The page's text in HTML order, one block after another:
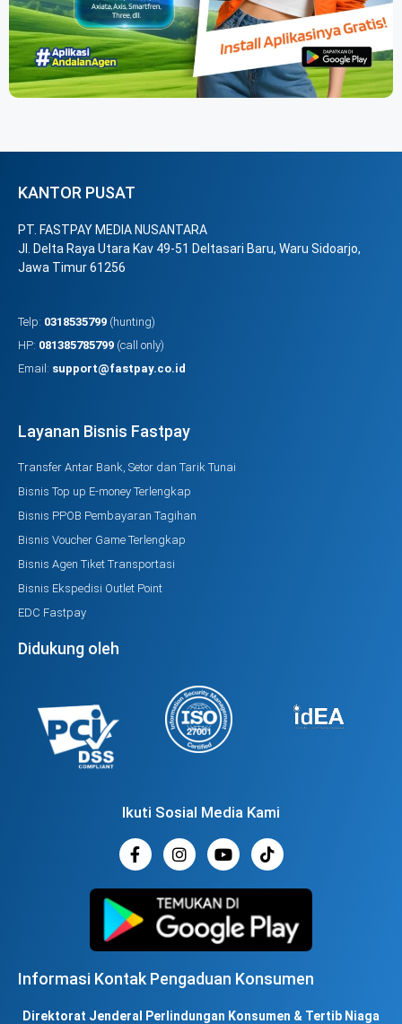
KANTOR PUSAT
PT. FASTPAY MEDIA NUSANTARA
Jl. Delta Raya Utara Kav 49-51 Deltasari Baru, Waru Sidoarjo,
Jawa Timur 61256
Telp: 0318535799 (hunting)
HP: 081385785799 (call only)
Email: support@fastpay.co.id
Layanan Bisnis Fastpay
Transfer Antar Bank, Setor dan Tarik Tunai
Bisnis Top up E-money Terlengkap
Bisnis PPOB Pembayaran Tagihan
Bisnis Voucher Game Terlengkap
Bisnis Agen Tiket Transportasi
Bisnis Ekspedisi Outlet Point
EDC Fastpay
Didukung oleh
Ikuti Sosial Media Kami
Informasi Kontak Pengaduan Konsumen
Direktorat Jenderal Perlindungan Konsumen & Tertib Niaga